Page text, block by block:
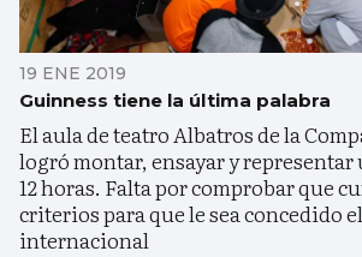
19 ENE 2019
Guinness tiene la última palabra
El aula de teatro Albatros de la
logró montar, ensayar y representar
12 horas. Falta por comprobar que
criterios para que le sea concedido
internacional